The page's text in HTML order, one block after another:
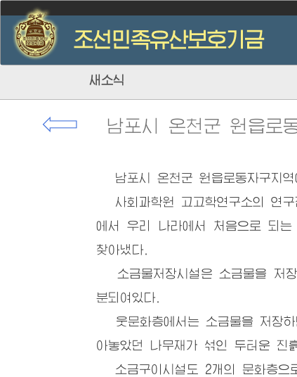
새소식
⇦ 남포시 온천군 원읍로
남포시 온천군 원읍로동자구지역
사회과학원 고고학연구소의 연구
에서 우리 나라에서 처음으로 되는
찾아냈다.
소금물저장시설은 소금물을 저장
분되여있다.
웃문화층에서는 소금물을 저장하
아놓았던 나무재가 섞인 두터운 진
소금구이시설도 2개의 문화층으